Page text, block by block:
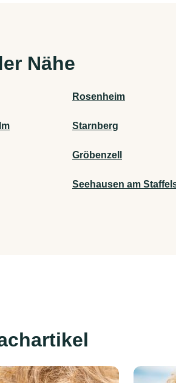
Nähe
Rosenheim
Starnberg
Gröbenzell
Seehausen am